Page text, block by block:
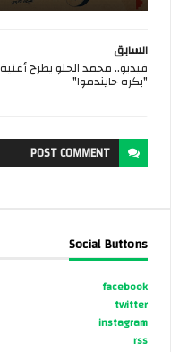
السابق
فيديو.. محمد الحلو يطرح أغنية
"بكره حايندموا"
POSTCOMMENT
Social Buttons
facebook
twitter
instagram
rss